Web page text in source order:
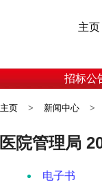
主页
招标公
主页 > 新闻中心 >